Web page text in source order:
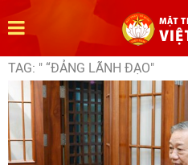
TAG: " “ĐẢNG LÃNH ĐẠO"